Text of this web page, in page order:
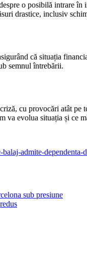
o posibilă intrare
drastice, inclusiv
că situația
semnul întrebării.
cu provocări atât pe
va evolua situația și ce
admite-
sub presiune